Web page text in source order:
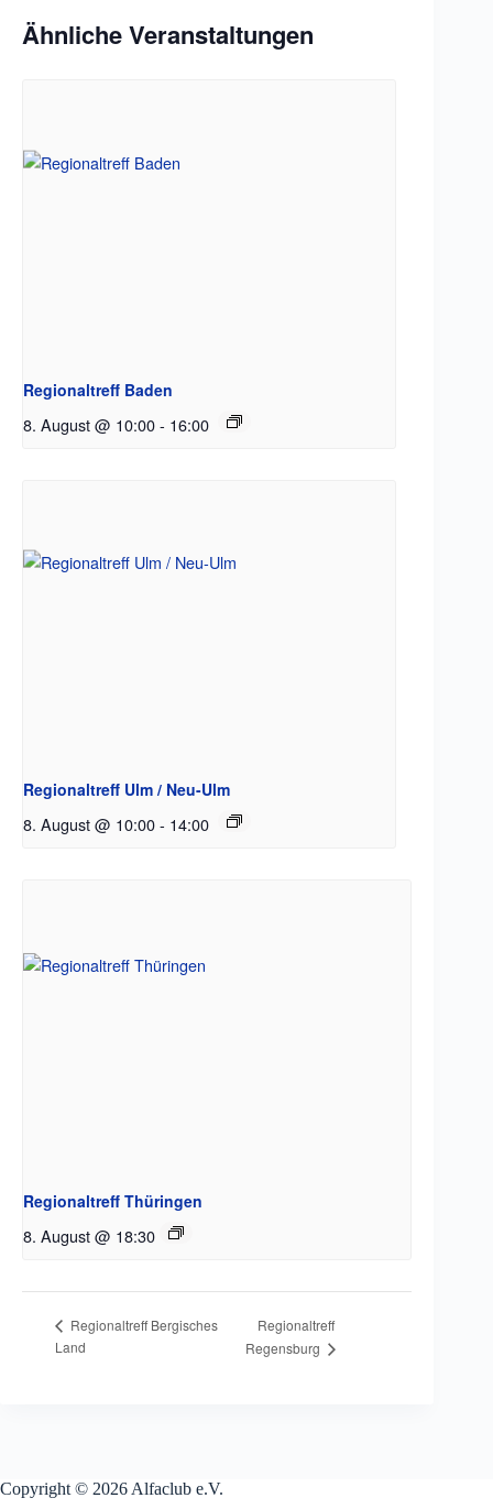
Ähnliche Veranstaltungen
Regionaltreff Baden
8. August @ 10:00- 16:00
Regionaltreff Ulm / Neu-Ulm
8. August @ 10:00- 14:00
Regionaltreff Thüringen
8. August @ 18:30
Regionaltreff Bergisches
Land
Regionaltreff
Regensburg
Copyright © 2026 Alfaclub e.V.